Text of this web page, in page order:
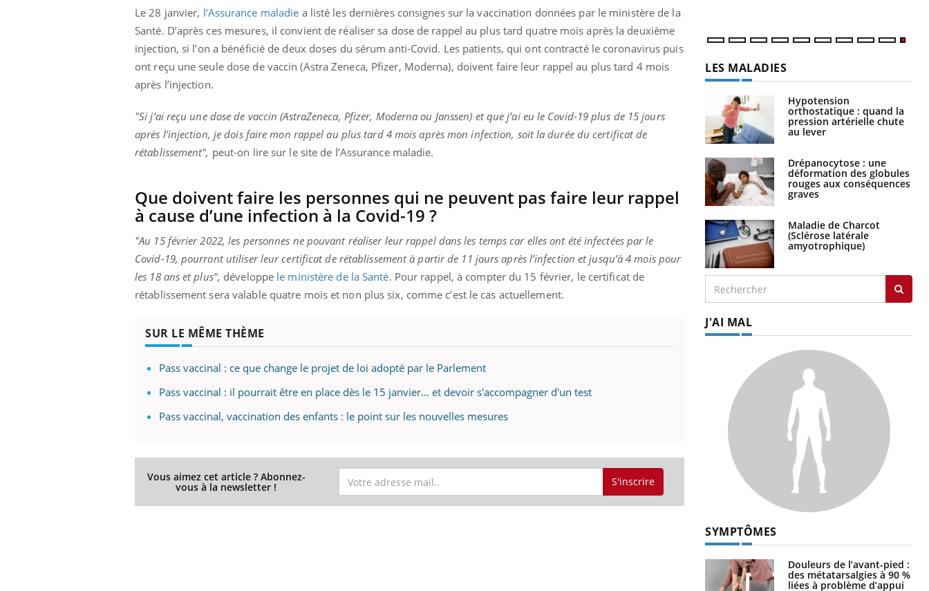
Le 28 janvier, l’Assurance maladie a listé les dernières consignes sur la vaccination données par le ministère de la
Santé. D’après ces mesures, il convient de réaliser sa dose de rappel au plus tard quatre mois après la deuxième
injection, si l’on a bénéficié de deux doses du sérum anti-Covid. Les patients, qui ont contracté le coronavirus puis
ont reçu une seule dose de vaccin (Astra Zeneca, Pfizer, Moderna), doivent faire leur rappel au plus tard 4 mois
après l’injection.
"Si j’ai reçu une dose de vaccin (AstraZeneca, Pfizer, Moderna ou Janssen) et que j’ai eu le Covid-19 plus de 15 jours
après l’injection, je dois faire mon rappel au plus tard 4 mois après mon infection, soit la durée du certificat de
rétablissement", peut-on lire sur le site de l’Assurance maladie.
Que doivent faire les personnes qui ne peuvent pas faire leur rappel
à cause d’une infection à la Covid-19 ?
"Au 15 février 2022, les personnes ne pouvant réaliser leur rappel dans les temps car elles ont été infectées par le
Covid-19, pourront utiliser leur certificat de rétablissement à partir de 11 jours après l’infection et jusqu’à 4 mois pour
les 18 ans et plus", développe le ministère de la Santé. Pour rappel, à compter du 15 février, le certificat de
rétablissement sera valable quatre mois et non plus six, comme c’est le cas actuellement.
SUR LE MÊME THÈME
Pass vaccinal : ce que change le projet de loi adopté par le Parlement
Pass vaccinal : il pourrait être en place dès le 15 janvier... et devoir s'accompagner d'un test
Pass vaccinal, vaccination des enfants : le point sur les nouvelles mesures
Vous aimez cet article ? Abonnez-
vous à la newsletter ! S'inscrire
LES MALADIES
Hypotension
orthostatique : quand la
pression artérielle chute
au lever
Drépanocytose : une
déformation des globules
rouges aux conséquences
graves
Maladie de Charcot
(Sclérose latérale
amyotrophique)
J'AI MAL
SYMPTÔMES
Douleurs de l’avant-pied :
des métatarsalgies à 90 %
liées à problème d’appui